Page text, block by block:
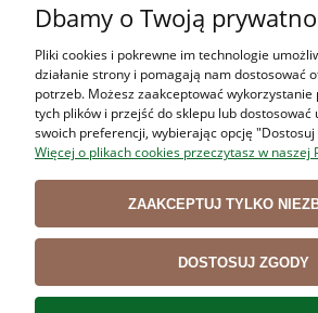
Cena netto:
567,78 zł
DO KOSZYKA
Dbamy o Twoją
Pliki cookies i pokrewne im technologie
działanie strony i pomagają nam dostosować
potrzeb. Możesz zaakceptować wykorzystanie
tych plików i przejść do sklepu lub dostosować
swoich preferencji, wybierając opcję "Dostosuj
Więcej o plikach cookies przeczytasz w naszej
ZAAKCEPTUJ TYLKO
DOSTOSUJ ZGODY